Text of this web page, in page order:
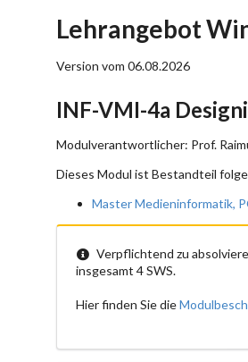
Lehrangebot
Version vom 06.08.2026
INF-VMI-4a
Modulverantwortlicher: Prof.
Dieses Modul ist Bestandteil
Master Medieninformatik,
Verpflichtend zu
insgesamt 4 SWS.
Hier finden Sie die